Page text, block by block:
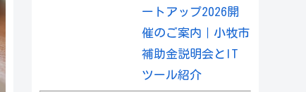
ートアップ2026開
催のご案内｜小牧市
補助金説明会とIT
ツール紹介